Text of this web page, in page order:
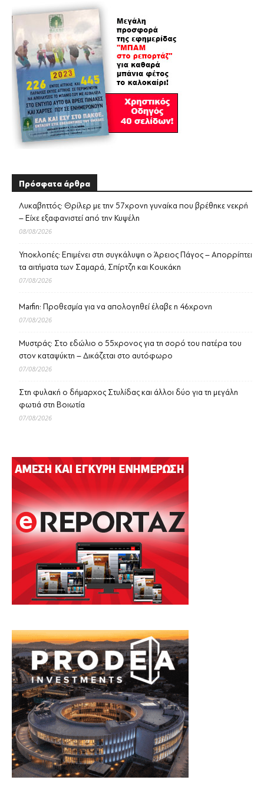
Πρόσφατα άρθρα
Λυκαβηττός: Θρίλερ με την 57χρονη γυναίκα που βρέθηκε νεκρή
– Είχε εξαφανιστεί από την Κυψέλη
08/08/2026
Υποκλοπές: Επιμένει στη συγκάλυψη ο Άρειος Πάγος – Απορρίπτει
τα αιτήματα των Σαμαρά, Σπίρτζη και Κουκάκη
07/08/2026
Marfin: Προθεσμία για να απολογηθεί έλαβε η 46χρονη
07/08/2026
Μυστράς: Στο εδώλιο ο 55χρονος για τη σορό του πατέρα του
στον καταψύκτη – Δικάζεται στο αυτόφωρο
07/08/2026
Στη φυλακή ο δήμαρχος Στυλίδας και άλλοι δύο για τη μεγάλη
φωτιά στη Βοιωτία
07/08/2026